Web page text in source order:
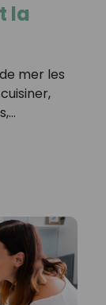
la
mer les